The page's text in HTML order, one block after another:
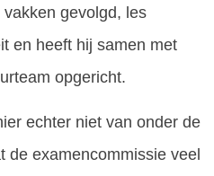
gevolgd, les
en heeft hij samen met
opgericht.
echter niet van onder de
de examencommissie veel